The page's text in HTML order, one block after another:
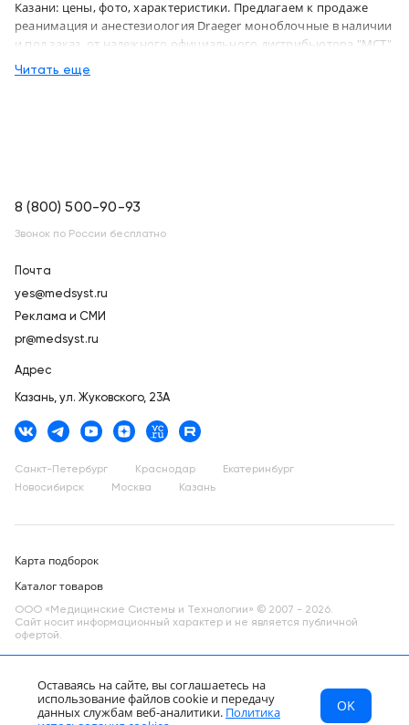
МСТ Каталог
Главная
Казани: цены, фото, характеристики. Предлагаем к продаже
реанимация и анестезиология Draeger моноблочные в наличии
и под заказ, от надежного официального дистрибьютора "МСТ",
с бесплатной доставкой в город Казань и по всей России
Читать еще
8 (800) 500-90-93
Звонок по России бесплатно
Почта
yes@medsyst.ru
Реклама и СМИ
pr@medsyst.ru
Адрес
Казань, ул. Жуковского, 23А
Санкт-Петербург Краснодар
Екатеринбург
Новосибирск
Москва Казань
Карта подборок
Каталог товаров
ООО «Медицинские Системы и Технологии» © 2007 - 2026.
Сайт носит информационный характер и не является публичной
офертой.
Оставаясь на сайте, вы соглашаетесь на
использование файлов cookie и передачу
данных службам веб-аналитики. Политика
OK